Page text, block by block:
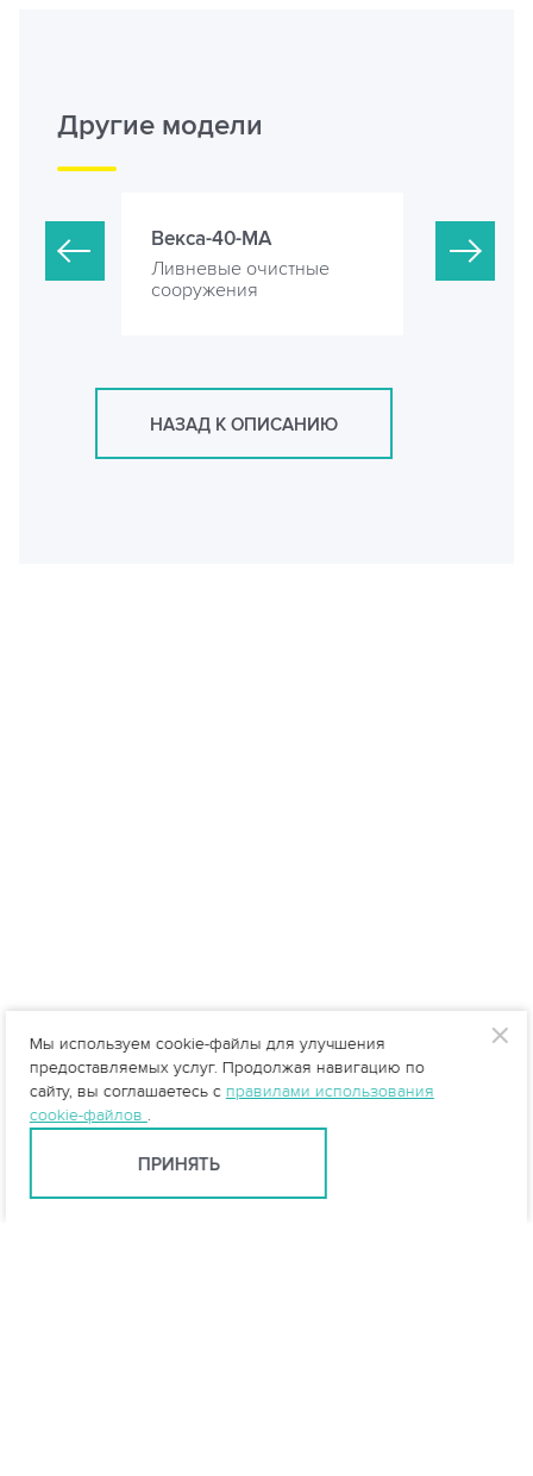
Другие модели
Векса-40-МА
Ливневые очистные
сооружения
Векса-
Ливневые
НАЗАД К ОПИСАНИЮ
Мы используем cookie-файлы для улучшения
предоставляемых услуг. Продолжая навигацию по
сайту, вы соглашаетесь с правилами использования
cookie-файлов .
ПРИНЯТЬ